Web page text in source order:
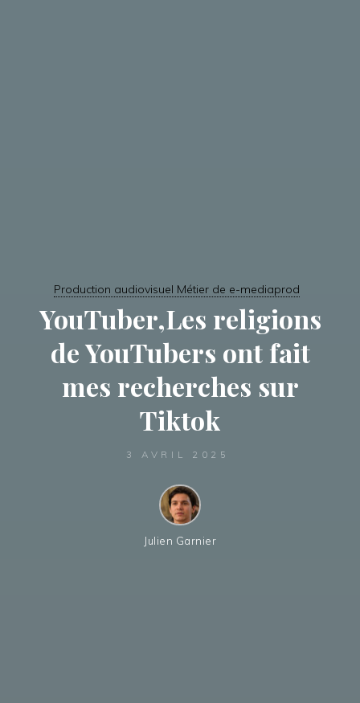
Production audiovisuel Métier de e-mediaprod
YouTuber,Les religions
de YouTubers ont fait
mes recherches sur
Tiktok
3 AVRIL 2025
Julien Garnier